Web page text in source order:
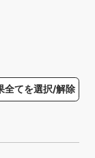
全てを選択/解除